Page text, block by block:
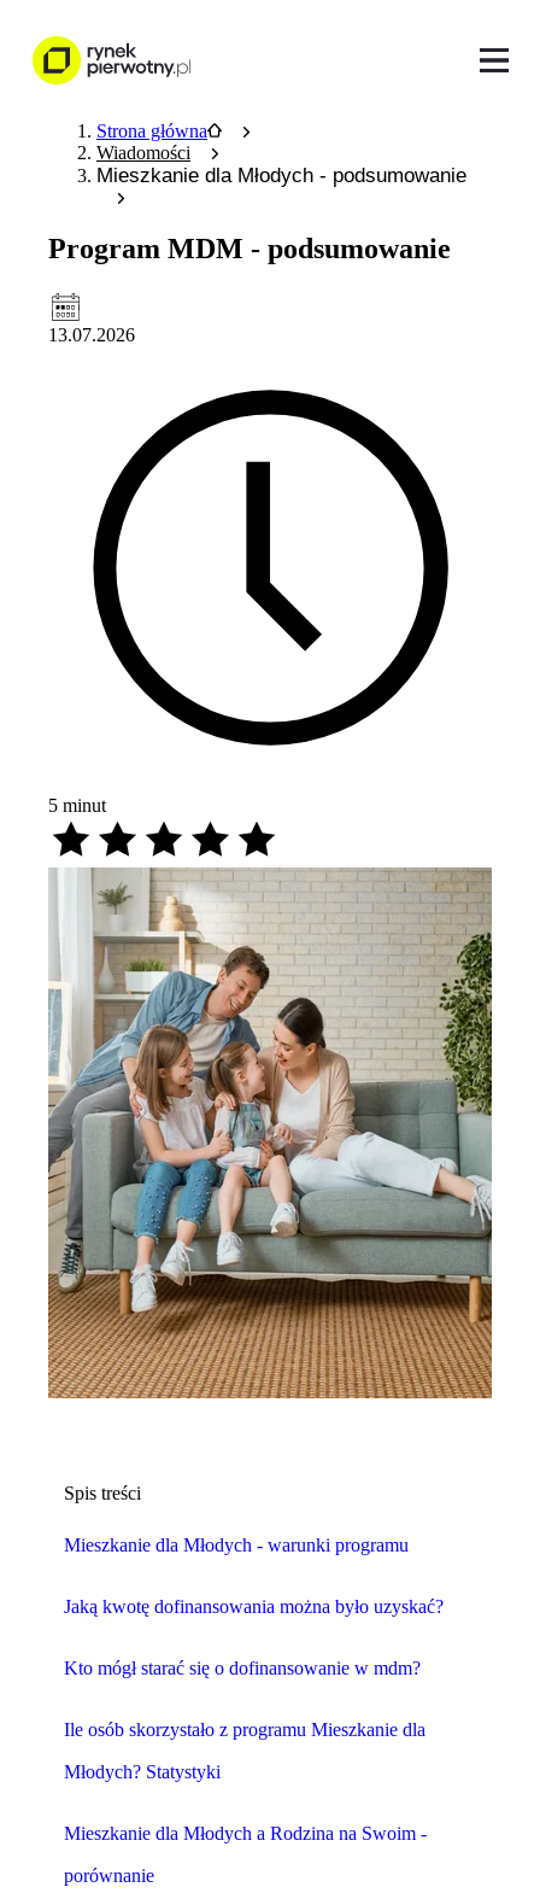
Strona główna
Wiadomości
Mieszkanie dla Młodych - podsumowanie
Program MDM - podsumowanie
13.07.2026
5 minut
Spis treści
Mieszkanie dla Młodych - warunki programu
Jaką kwotę dofinansowania można było uzyskać?
Kto mógł starać się o dofinansowanie w mdm?
Ile osób skorzystało z programu Mieszkanie dla
Młodych? Statystyki
Mieszkanie dla Młodych a Rodzina na Swoim -
porównanie